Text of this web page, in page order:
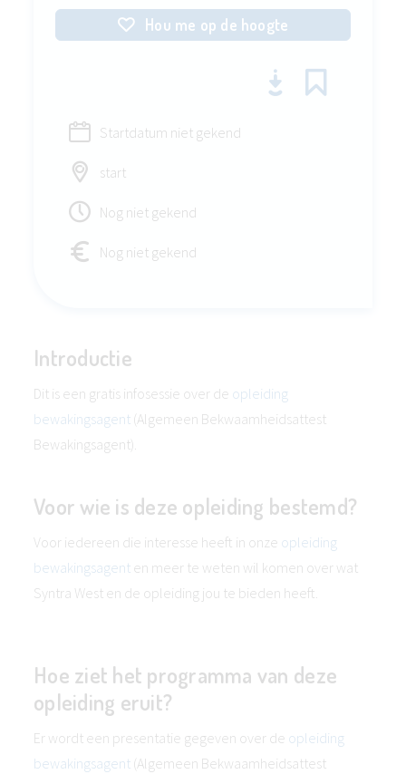
Hou me op de hoogte
Startdatum niet gekend
start
Nog niet gekend
Nog niet gekend
Introductie
Dit is een gratis infosessie over de opleiding
bewakingsagent (Algemeen Bekwaamheidsattest
Bewakingsagent).
Voor wie is deze opleiding bestemd?
Voor iedereen die interesse heeft in onze opleiding
bewakingsagent en meer te weten wil komen over wat
Syntra West en de opleiding jou te bieden heeft.
Hoe ziet het programma van deze
opleiding eruit?
Er wordt een presentatie gegeven over de opleiding
bewakingsagent (Algemeen Bekwaamheidsattest